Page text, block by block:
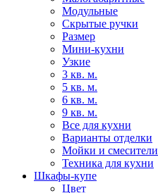
Модульные
Скрытые ручки
Размер
Мини-кухни
Узкие
3 кв. м.
5 кв. м.
6 кв. м.
9 кв. м.
Все для кухни
Варианты отделки
Мойки и смесители
Техника для кухни
Шкафы-купе
Цвет